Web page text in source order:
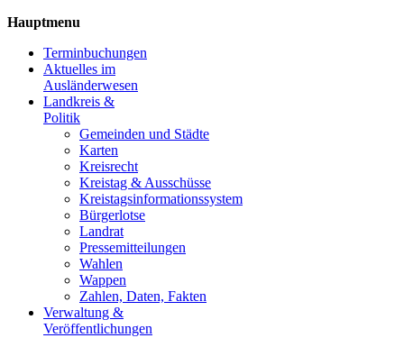
Hauptmenu
Terminbuchungen
Aktuelles im
Ausländerwesen
Landkreis &
Politik
Gemeinden und Städte
Karten
Kreisrecht
Kreistag & Ausschüsse
Kreistagsinformationssystem
Bürgerlotse
Landrat
Pressemitteilungen
Wahlen
Wappen
Zahlen, Daten, Fakten
Verwaltung &
Veröffentlichungen